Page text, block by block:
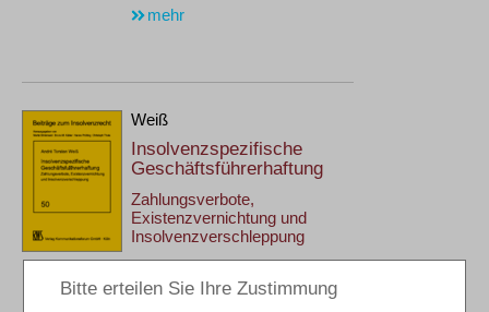
mehr
Weiß
Insolvenzspezifische
Geschäftsführerhaftung
Zahlungsverbote,
Existenzvernichtung und
Insolvenzverschleppung
Beiträge zum Insolvenzrecht
50